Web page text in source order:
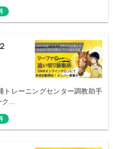
トレーニングセンター調教助手
…